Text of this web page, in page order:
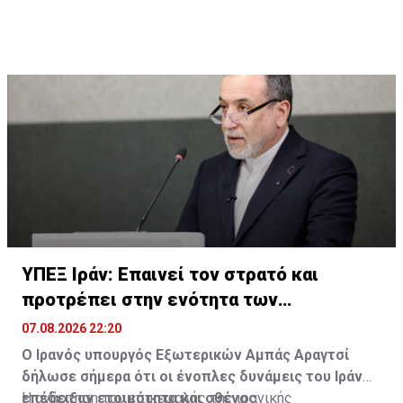
ΥΠΕΞ Ιράν: Επαινεί τον στρατό και
προτρέπει στην ενότητα των
μουσουλμάνων
07.08.2026 22:20
Ο Ιρανός υπουργός Εξωτερικών Αμπάς Αραγτσί
δήλωσε σήμερα ότι οι ένοπλες δυνάμεις του Ιράν
επέδειξαν ετοιμότητα και σθένος
Η ανάρτηση του επικεφαλής της ιρανικής